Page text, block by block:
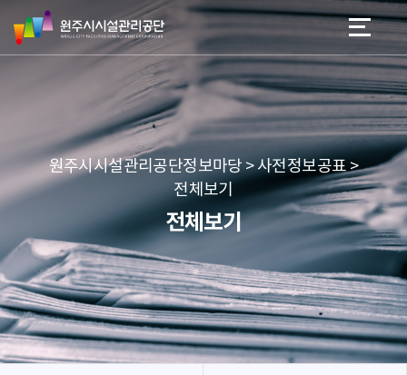
네
본문 바로가기
메뉴 바로가기
원
주
시
리
공
단
원주시시설관리공단정보마당 > 사전정보공표 >
전체보기
전체보기